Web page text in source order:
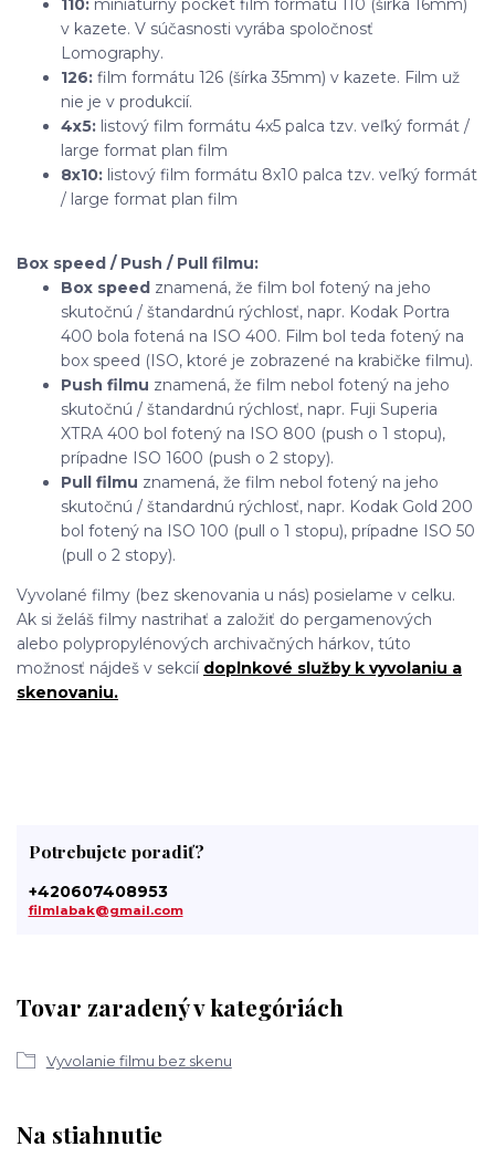
v kazete. V súčasnosti vyrába spoločnosť
Lomography.
126: film formátu 126 (šírka 35mm) v kazete. Film už
nie je v produkcií.
4x5: listový film formátu 4x5 palca tzv. veľký formát /
large format plan film
8x10: listový film formátu 8x10 palca tzv. veľký formát
/ large format plan film
Box speed / Push / Pull filmu:
Box speed znamená, že film bol fotený na jeho
skutočnú / štandardnú rýchlosť, napr. Kodak Portra
400 bola fotená na ISO 400. Film bol teda fotený na
box speed (ISO, ktoré je zobrazené na krabičke filmu).
Push filmu znamená, že film nebol fotený na jeho
skutočnú / štandardnú rýchlosť, napr. Fuji Superia
XTRA 400 bol fotený na ISO 800 (push o 1 stopu),
prípadne ISO 1600 (push o 2 stopy).
Pull filmu znamená, že film nebol fotený na jeho
skutočnú / štandardnú rýchlosť, napr. Kodak Gold 200
bol fotený na ISO 100 (pull o 1 stopu), prípadne ISO 50
(pull o 2 stopy).
Vyvolané filmy (bez skenovania u nás) posielame v celku.
Ak si želáš filmy nastrihať a založiť do pergamenových
alebo polypropylénových archivačných hárkov, túto
možnosť nájdeš v sekcií doplnkové služby k vyvolaniu a
skenovaniu.
Tovar zaradený v kategóriách
Vyvolanie filmu bez skenu
Potrebujete poradiť?
+420607408953
filmlabak@gmail.com
Na stiahnutie